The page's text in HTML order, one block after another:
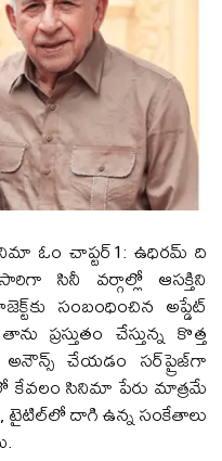
ఓం చాప్ట‌ర్1: ఉధిర‌మ్ ది
సినీ వర్గాల్లో ఆసక్తిని
సంబంధించిన అప్డేట్
ప్ర‌స్తుతం చేస్తున్న కొత్త
అనౌన్స్ చేయ‌డం సర్‌ప్రైజ్‌గా
సినిమా పేరు మాత్రమే
టైటిల్‌లో దాగి ఉన్న సంకేతాలు